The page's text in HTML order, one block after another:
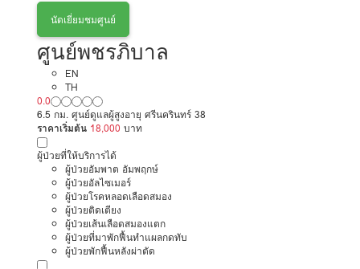
นัดเยี่ยมชมศูนย์
ศูนย์พชรภิบาล
EN
TH
0.0
6.5 กม. ศูนย์ดูแลผู้สูงอายุ ศรีนครินทร์ 38
ราคาเริ่มต้น 18,000 บาท
ผู้ป่วยที่ให้บริการได้
ผู้ป่วยอัมพาต อัมพฤกษ์
ผู้ป่วยอัลไซเมอร์
ผู้ป่วยโรคหลอดเลือดสมอง
ผู้ป่วยติดเตียง
ผู้ป่วยเส้นเลือดสมองแตก
ผู้ป่วยที่มาพักฟื้นทำแผลกดทับ
ผู้ป่วยพักฟื้นหลังผ่าตัด